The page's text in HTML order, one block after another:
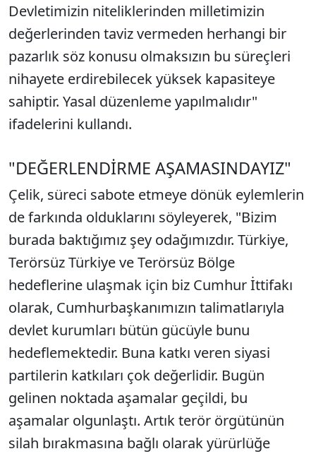
Devletimizin niteliklerinden milletimizin
değerlerinden taviz vermeden herhangi bir
pazarlık söz konusu olmaksızın bu süreçleri
nihayete erdirebilecek yüksek kapasiteye
sahiptir. Yasal düzenleme yapılmalıdır"
ifadelerini kullandı.
"DEĞERLENDİRME AŞAMASINDAYIZ"
Çelik, süreci sabote etmeye dönük eylemlerin
de farkında olduklarını söyleyerek, "Bizim
burada baktığımız şey odağımızdır. Türkiye,
Terörsüz Türkiye ve Terörsüz Bölge
hedeflerine ulaşmak için biz Cumhur İttifakı
olarak, Cumhurbaşkanımızın talimatlarıyla
devlet kurumları bütün gücüyle bunu
hedeflemektedir. Buna katkı veren siyasi
partilerin katkıları çok değerlidir. Bugün
gelinen noktada aşamalar geçildi, bu
aşamalar olgunlaştı. Artık terör örgütünün
silah bırakmasına bağlı olarak yürürlüğe